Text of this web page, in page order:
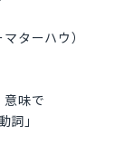
ターハウ）
味で
」